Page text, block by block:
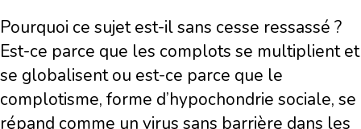
Pourquoi ce sujet est-il sans cesse ressassé ?
Est-ce parce que les complots se multiplient et
se globalisent ou est-ce parce que le
complotisme, forme d’hypochondrie sociale, se
répand comme un virus sans barrière dans les